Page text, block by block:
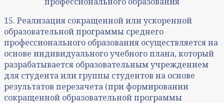
15. Реализация сокращенной или ускоренной
образовательной программы среднего
профессионального образования осуществляется на
основе индивидуального учебного плана, который
разрабатывается образовательным учреждением
для студента или группы студентов на основе
результатов перезачета (при формировании
сокращенной образовательной программы